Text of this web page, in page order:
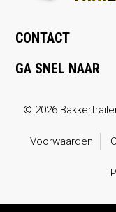
CONTACT
GA SNEL NAAR
© 2026
Voorwaarden